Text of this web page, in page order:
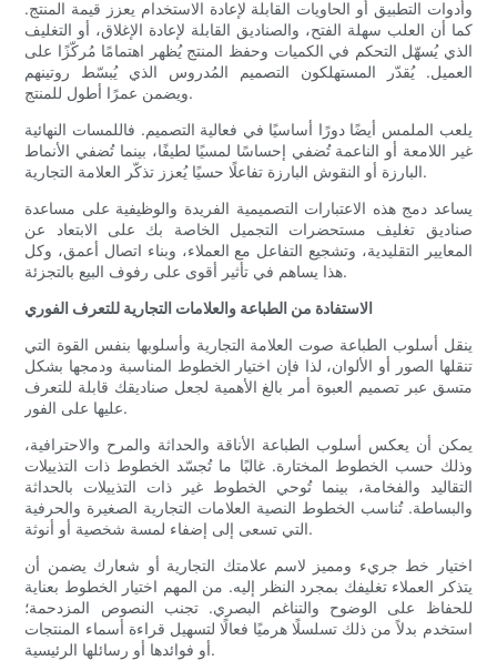
وأدوات التطبيق أو الحاويات القابلة لإعادة الاستخدام يعزز قيمة المنتج.
كما أن العلب سهلة الفتح، والصناديق القابلة لإعادة الإغلاق، أو التغليف
الذي يُسهّل التحكم في الكميات وحفظ المنتج يُظهر اهتمامًا مُركّزًا على
العميل. يُقدّر المستهلكون التصميم المُدروس الذي يُبسّط روتينهم
ويضمن عمرًا أطول للمنتج.
يلعب الملمس أيضًا دورًا أساسيًا في فعالية التصميم. فاللمسات النهائية
غير اللامعة أو الناعمة تُضفي إحساسًا لمسيًا لطيفًا، بينما تُضفي الأنماط
البارزة أو النقوش البارزة تفاعلًا حسيًا يُعزز تذكّر العلامة التجارية.
يساعد دمج هذه الاعتبارات التصميمية الفريدة والوظيفية على مساعدة
صناديق تغليف مستحضرات التجميل الخاصة بك على الابتعاد عن
المعايير التقليدية، وتشجيع التفاعل مع العملاء، وبناء اتصال أعمق، وكل
هذا يساهم في تأثير أقوى على رفوف البيع بالتجزئة.
الاستفادة من الطباعة والعلامات التجارية للتعرف الفوري
ينقل أسلوب الطباعة صوت العلامة التجارية وأسلوبها بنفس القوة التي
تنقلها الصور أو الألوان، لذا فإن اختيار الخطوط المناسبة ودمجها بشكل
متسق عبر تصميم العبوة أمر بالغ الأهمية لجعل صناديقك قابلة للتعرف
عليها على الفور.
يمكن أن يعكس أسلوب الطباعة الأناقة والحداثة والمرح والاحترافية،
وذلك حسب الخطوط المختارة. غالبًا ما تُجسّد الخطوط ذات التذييلات
التقاليد والفخامة، بينما تُوحي الخطوط غير ذات التذييلات بالحداثة
والبساطة. تُناسب الخطوط النصية العلامات التجارية الصغيرة والحرفية
التي تسعى إلى إضفاء لمسة شخصية أو أنوثة.
اختيار خط جريء ومميز لاسم علامتك التجارية أو شعارك يضمن أن
يتذكر العملاء تغليفك بمجرد النظر إليه. من المهم اختيار الخطوط بعناية
للحفاظ على الوضوح والتناغم البصري. تجنب النصوص المزدحمة؛
استخدم بدلاً من ذلك تسلسلًا هرميًا فعالًا لتسهيل قراءة أسماء المنتجات
أو فوائدها أو رسائلها الرئيسية.